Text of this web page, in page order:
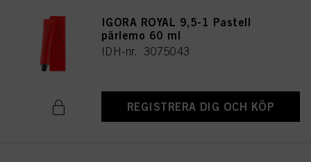
IGORA ROYAL 9,5-1 Pastell
pärlemo 60 ml
IDH-nr. 3075043
REGISTRERA DIG OCH KÖP